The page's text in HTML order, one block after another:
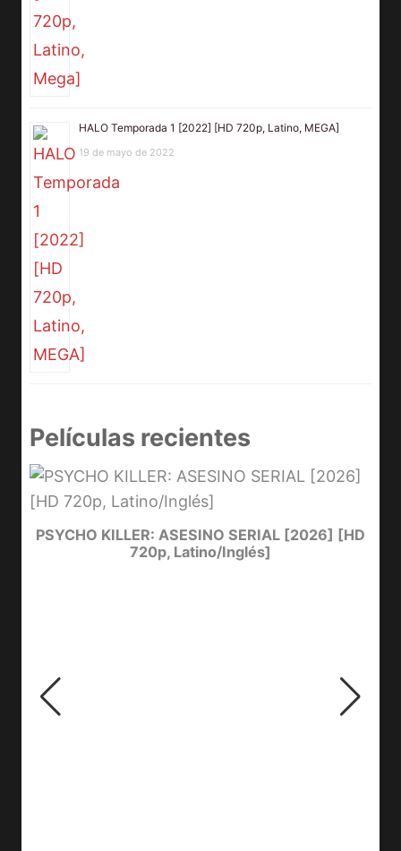
HALO Temporada 1 [2022] [HD 720p, Latino, MEGA]
19 de mayo de 2022
Películas recientes
PSYCHO KILLER: ASESINO SERIAL [2026] [HD
720p, Latino/Inglés]